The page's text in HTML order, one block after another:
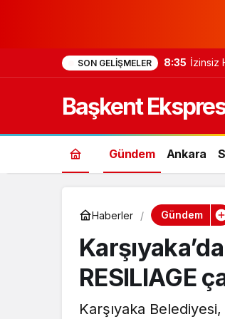
SON GELIŞMELER 8:35 İzinsiz
Başkent Ekspres
Gündem Ankara
Haberler Gündem
RESILIAGE
Karşıyaka